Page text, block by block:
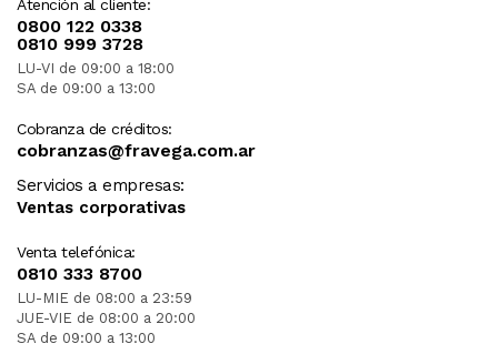
Atención al cliente:
0800 122 0338
0810 999 3728
LU-VI de 09:00 a 18:00
SA de 09:00 a 13:00
Cobranza de créditos:
cobranzas@fravega.com.ar
Servicios a empresas:
Ventas corporativas
Venta telefónica:
0810 333 8700
LU-MIE de 08:00 a 23:59
JUE-VIE de 08:00 a 20:00
SA de 09:00 a 13:00